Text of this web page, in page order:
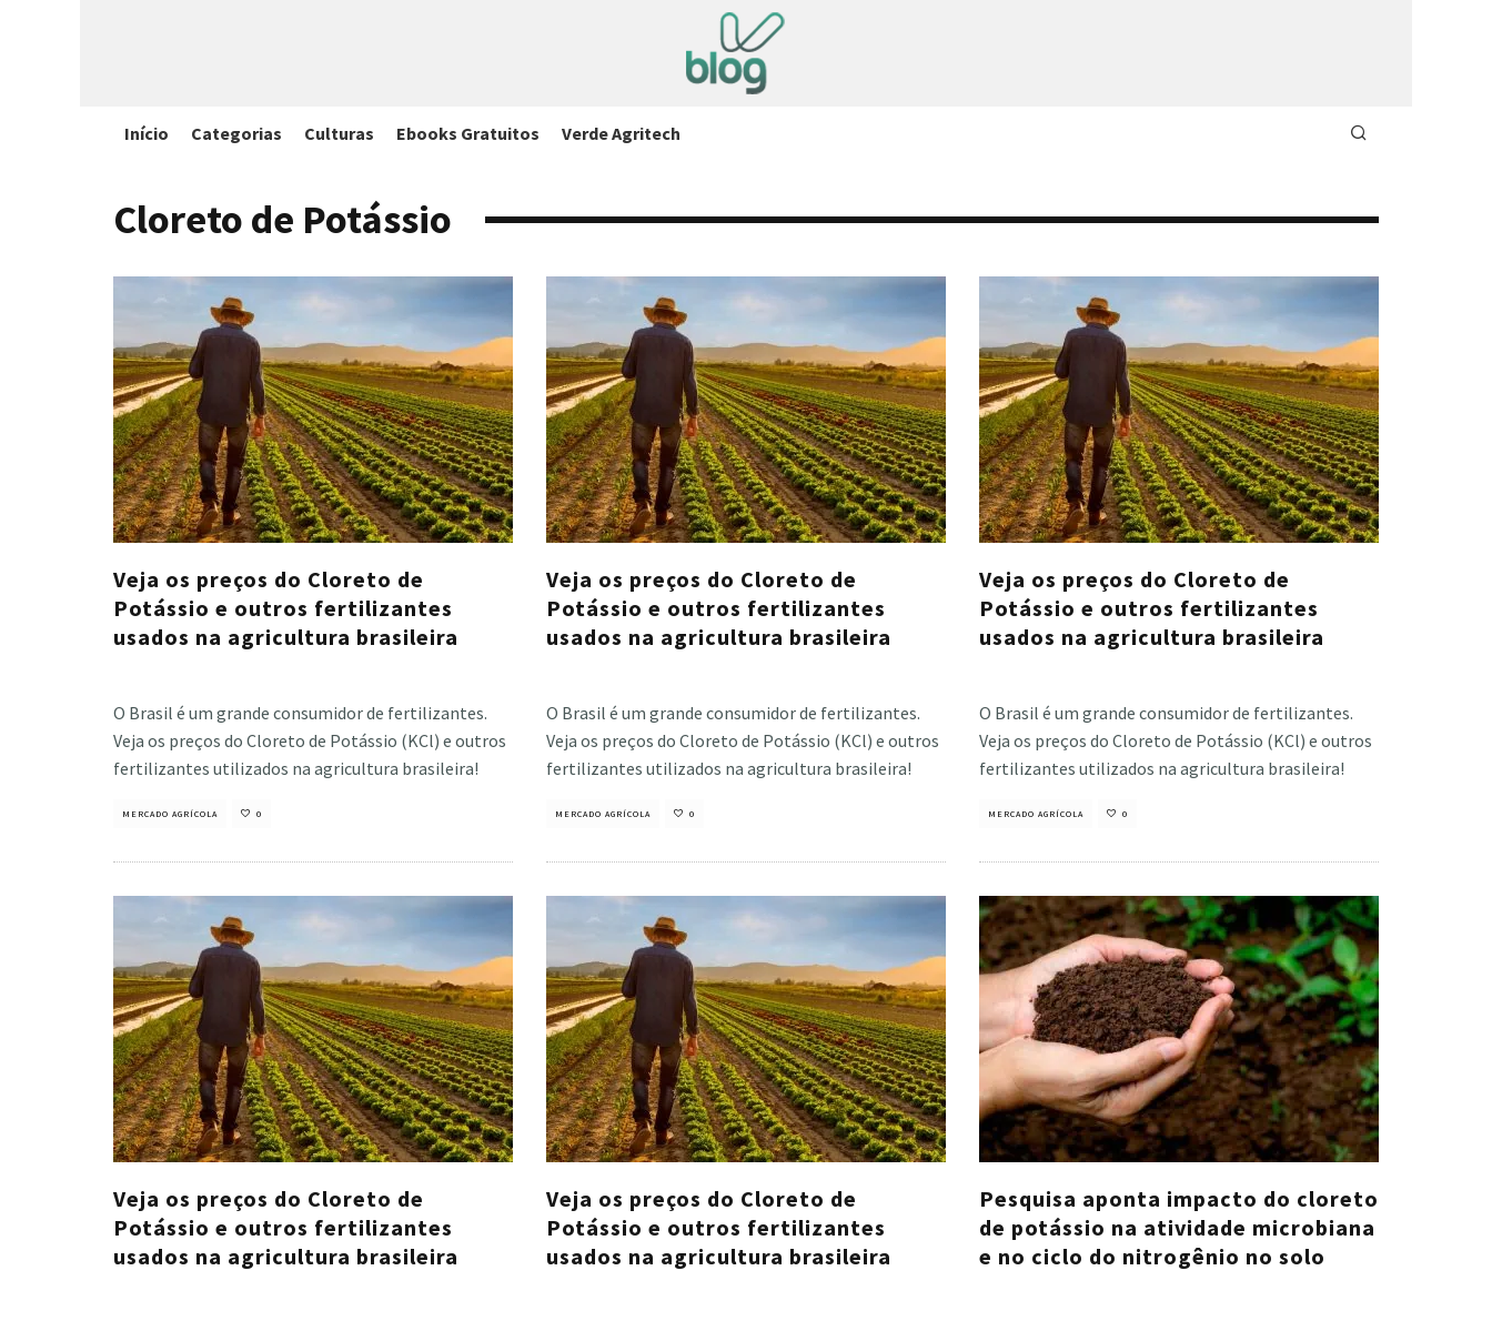
Início Categorias Culturas Ebooks Gratuitos Verde Agritech
Cloreto de Potássio
Veja os preços do Cloreto de
Potássio e outros fertilizantes
usados na agricultura brasileira
O Brasil é um grande consumidor de fertilizantes.
Veja os preços do Cloreto de Potássio (KCl) e outros
fertilizantes utilizados na agricultura brasileira!
MERCADO AGRÍCOLA 0
Veja os preços do Cloreto de
Potássio e outros fertilizantes
usados na agricultura brasileira
O Brasil é um grande consumidor de fertilizantes.
Veja os preços do Cloreto de Potássio (KCl) e outros
fertilizantes utilizados na agricultura brasileira!
MERCADO AGRÍCOLA 0
Veja os preços do Cloreto de
Potássio e outros fertilizantes
usados na agricultura brasileira
O Brasil é um grande consumidor de fertilizantes.
Veja os preços do Cloreto de Potássio (KCl) e outros
fertilizantes utilizados na agricultura brasileira!
MERCADO AGRÍCOLA 0
Veja os preços do Cloreto de
Potássio e outros fertilizantes
usados na agricultura brasileira
Veja os preços do Cloreto de
Potássio e outros fertilizantes
usados na agricultura brasileira
Pesquisa aponta impacto do cloreto
de potássio na atividade microbiana
e no ciclo do nitrogênio no solo